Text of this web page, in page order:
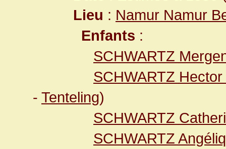
Lieu : Namur Namur
Enfants :
SCHWARTZ
SCHWARTZ
- Tenteling)
SCHWARTZ
SCHWARTZ